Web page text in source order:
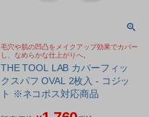
毛穴や肌の凹凸をメイクアップ効果でカバー
し、なめらかな仕上がりへ。
THE TOOL LAB カバーフィッ
クスパフ OVAL 2枚入 - コジッ
ト ※ネコポス対応商品